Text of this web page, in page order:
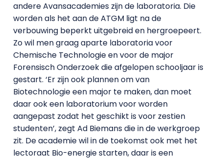
andere Avansacademies zijn de laboratoria. Die
worden als het aan de ATGM ligt na de
verbouwing beperkt uitgebreid en hergroepeert.
Zo wil men graag aparte laboratoria voor
Chemische Technologie en voor de major
Forensisch Onderzoek die afgelopen schooljaar is
gestart. ‘Er zijn ook plannen om van
Biotechnologie een major te maken, dan moet
daar ook een laboratorium voor worden
aangepast zodat het geschikt is voor zestien
studenten’, zegt Ad Biemans die in de werkgroep
zit. De academie wil in de toekomst ook met het
lectoraat Bio-energie starten, daar is een